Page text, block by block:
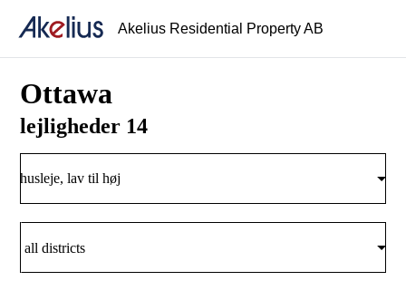
Akelius Residential Property AB
Ottawa
lejligheder 14
husleje, lav til høj
all districts